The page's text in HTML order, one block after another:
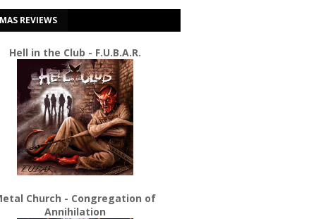
REVIEWS
Hell in the Club - F.U.B.A.R.
Church - Congregation of
Annihilation